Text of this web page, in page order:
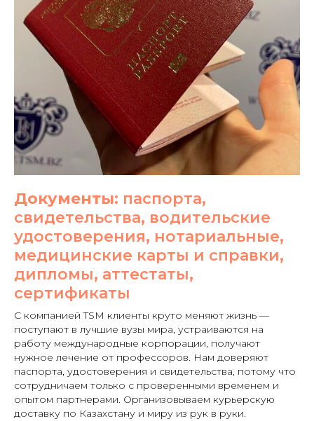
Документы: паспорта,
свидетельства, водительские
удостоверения, нотариальные,
медицинские карты и справки,
дипломы, аттестаты,
сертификаты
С компанией TSM клиенты круто меняют жизнь —
поступают в лучшие вузы мира, устраиваются на
работу международные корпорации, получают
нужное лечение от профессоров. Нам доверяют
паспорта, удостоверения и свидетельства, потому что
сотрудничаем только с проверенными временем и
опытом партнерами. Организовываем курьерскую
доставку по Казахстану и миру из рук в руки.